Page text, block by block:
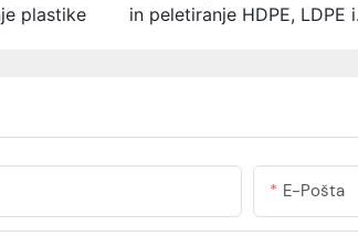
plastike
in peletiranje HDPE, LDPE
E-Pošta